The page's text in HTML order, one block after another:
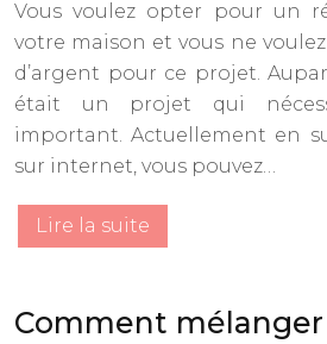
Vous voulez opter pour un
votre maison et vous ne
d’argent pour ce projet.
était un projet qui
important. Actuellement en
sur internet, vous pouvez…
Lire la suite
Comment